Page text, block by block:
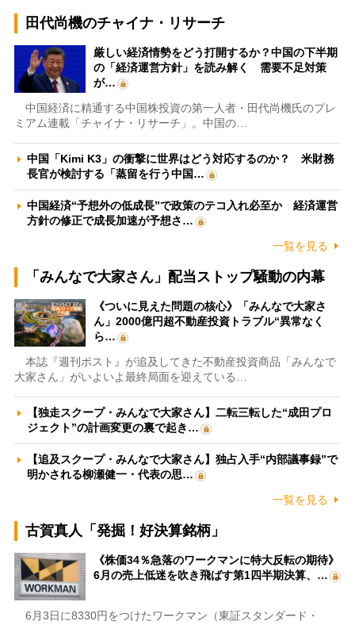
田代尚機のチャイナ・リサーチ
厳しい経済情勢をどう打開するか？中国の下半期
の「経済運営方針」を読み解く 需要不足対策
が…
中国経済に精通する中国株投資の第一人者・田代尚機氏のプレ
ミアム連載「チャイナ・リサーチ」。中国の…
中国「Kimi K3」の衝撃に世界はどう対応するのか？ 米財務
長官が検討する「蒸留を行う中国…
中国経済“予想外の低成長”で政策のテコ入れ必至か 経済運営
方針の修正で成長加速が予想さ…
一覧を見る
「みんなで大家さん」配当ストップ騒動の内幕
《ついに見えた問題の核心》「みんなで大家さ
ん」2000億円超不動産投資トラブル“異常なく
ら…
本誌『週刊ポスト』が追及してきた不動産投資商品「みんなで
大家さん」がいよいよ最終局面を迎えている…
【独走スクープ・みんなで大家さん】二転三転した“成田プロ
ジェクト”の計画変更の裏で起き…
【追及スクープ・みんなで大家さん】独占入手“内部議事録”で
明かされる柳瀬健一・代表の思…
一覧を見る
古賀真人「発掘！好決算銘柄」
《株価34％急落のワークマンに特大反転の期待》
6月の売上低迷を吹き飛ばす第1四半期決算、…
6月3日に8330円をつけたワークマン（東証スタンダード・